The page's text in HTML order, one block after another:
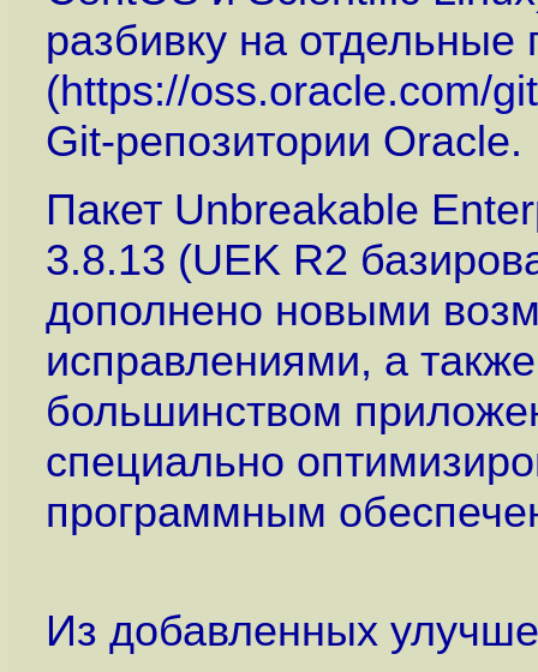
разбивку на отдельные
(https://oss.oracle.com/
Git-репозитории Oracle.
Пакет Unbreakable
3.8.13 (UEK R2
дополнено новыми
исправлениями, а
большинством
специально
программным
Из добавленных